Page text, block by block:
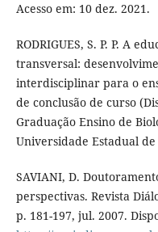
Acesso em: 10 dez. 2021.
RODRIGUES, S. P. P. A
transversal:
interdisciplinar para o
de conclusão de curso
Graduação Ensino de
Universidade Estadual de
SAVIANI, D.
perspectivas. Revista
p. 181-197, jul. 2007.